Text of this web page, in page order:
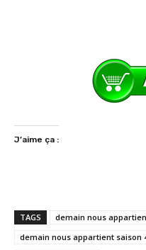
J’aime ça :
TAGS
demain nous
demain nous appartient saison